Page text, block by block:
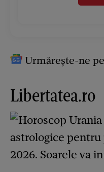
Urmărește-ne pe
Libertatea.ro